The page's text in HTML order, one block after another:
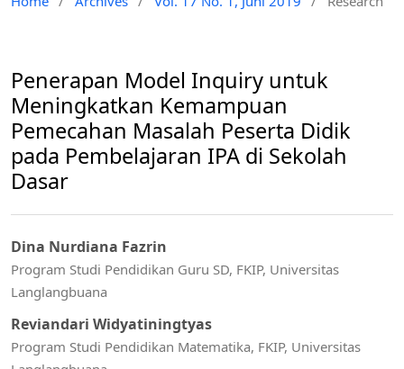
Penerapan Model Inquiry untuk
Meningkatkan Kemampuan
Pemecahan Masalah Peserta Didik
pada Pembelajaran IPA di Sekolah
Dasar
Dina Nurdiana Fazrin
Program Studi Pendidikan Guru SD, FKIP, Universitas
Langlangbuana
Reviandari Widyatiningtyas
Program Studi Pendidikan Matematika, FKIP, Universitas